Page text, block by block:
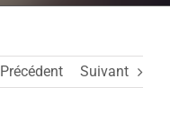
Précédent Suivant